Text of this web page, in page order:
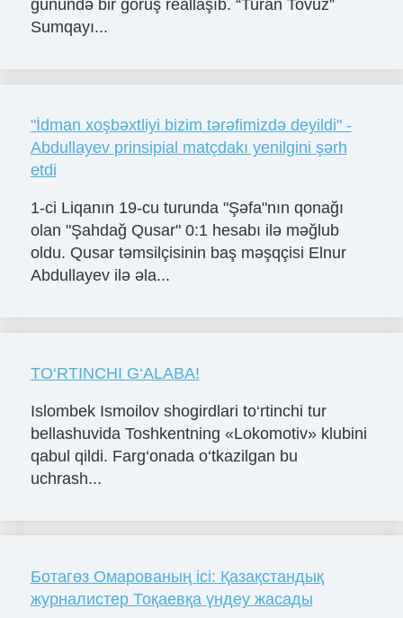
günündə bir görüş reallaşıb. “Turan Tovuz”
Sumqayı...
"İdman xoşbəxtliyi bizim tərəfimizdə deyildi" -
Abdullayev prinsipial matçdakı yenilgini şərh
etdi
1-ci Liqanın 19-cu turunda "Şəfa"nın qonağı
olan "Şahdağ Qusar" 0:1 hesabı ilə məğlub
oldu. Qusar təmsilçisinin baş məşqçisi Elnur
Abdullayev ilə əla...
TO‘RTINCHI G‘ALABA!
Islombek Ismoilov shogirdlari to‘rtinchi tur
bellashuvida Toshkentning «Lokomotiv» klubini
qabul qildi. Farg‘onada o‘tkazilgan bu
uchrash...
Ботагөз Омарованың ісі: Қазақстандық
журналистер Тоқаевқа үндеу жасады